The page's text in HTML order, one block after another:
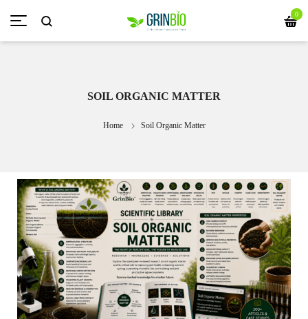
0
SOIL ORGANIC MATTER
Home Soil Organic Matter